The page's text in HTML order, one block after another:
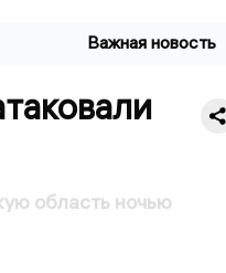
Важная новость
область ночью